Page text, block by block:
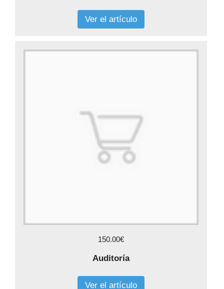
Ver el artículo
150.00€
Auditoría
Ver el artículo